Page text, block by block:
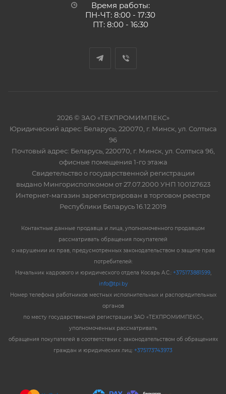
Время работы:
ПН-ЧТ: 8:00 - 17:30
ПТ: 8:00 - 16:30
2026 © ЗАО «ТЕХПРОМИМПЕКС»
Юридический адрес: Беларусь, 220070, г. Минск, ул. Солтыса
96
Почтовый адрес: Беларусь, 220070, г. Минск, ул. Солтыса 96,
офисные помещения 1-го этажа
Свидетельство о государственной регистрации
выдано Мингорисполкомом от 27.07.2000 УНП 100127623
Интернет-магазин зарегистрирован в торговом реестре
Республики Беларусь 16.12.2019
Контактные данные продавца и лица, уполномоченного продавцом
рассматривать обращения покупателей
о нарушении их прав, предусмотренных законодательством о защите прав
потребителей:
Начальник кадрового и юридического отдела Косарь А.С.: +375173881599,
info@tpi.by
Номер телефона работников местных исполнительных и распорядительных
органов
по месту государственной регистрации ЗАО «ТЕХПРОМИМПЕКС»,
уполномоченных рассматривать
обращения покупателей в соответствии с законодательством об обращениях
граждан и юридических лиц: +375173743973